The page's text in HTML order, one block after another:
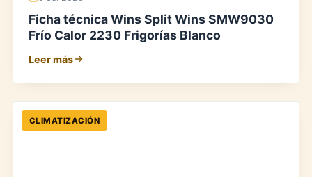
Ficha técnica Wins Split Wins SMW9030
Frío Calor 2230 Frigorías Blanco
Leer más
CLIMATIZACIÓN